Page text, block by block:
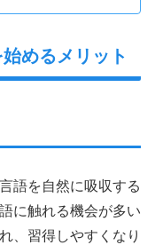
めるメリット
語を自然に吸収する
に触れる機会が多い
、習得しやすくなり